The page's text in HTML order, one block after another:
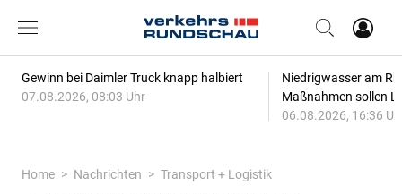
Gewinn bei Daimler Truck knapp halbiert
07.08.2026, 08:03 Uhr
Niedrigwasser am
Maßnahmen sollen
06.08.2026, 16:36
Home Nachrichten
Transport + Logistik